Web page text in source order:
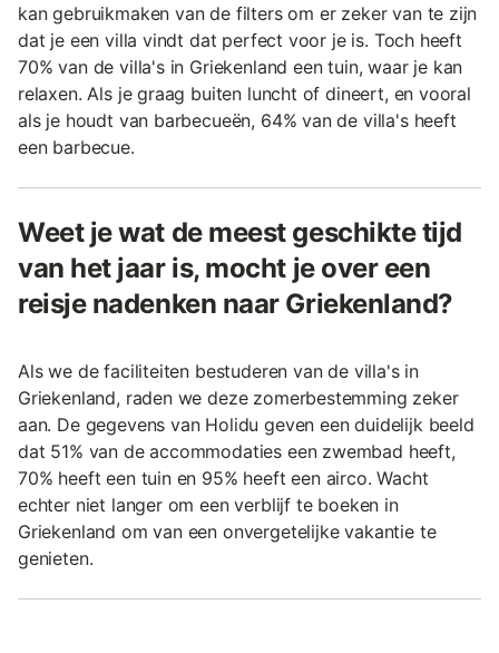
kan gebruikmaken van de filters om er zeker van te zijn
dat je een villa vindt dat perfect voor je is. Toch heeft
70% van de villa's in Griekenland een tuin, waar je kan
relaxen. Als je graag buiten luncht of dineert, en vooral
als je houdt van barbecueën, 64% van de villa's heeft
een barbecue.
Weet je wat de meest geschikte tijd
van het jaar is, mocht je over een
reisje nadenken naar Griekenland?
Als we de faciliteiten bestuderen van de villa's in
Griekenland, raden we deze zomerbestemming zeker
aan. De gegevens van Holidu geven een duidelijk beeld
dat 51% van de accommodaties een zwembad heeft,
70% heeft een tuin en 95% heeft een airco. Wacht
echter niet langer om een verblijf te boeken in
Griekenland om van een onvergetelijke vakantie te
genieten.